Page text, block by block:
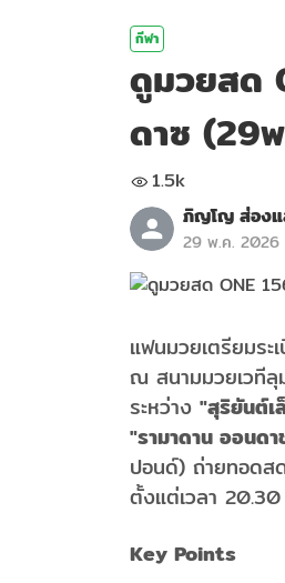
กีฬา
ดูมวยสด
ดาซ (29
1.5k
ภิญโญ ส่อง
29 พ.ค. 2026
แฟนมวยเตรียมร
ณ สนามมวยเวทีลุ
ระหว่าง "สุริยันต์เ
"รามาดาน ออนด
ปอนด์) ถ่ายทอดส
ตั้งแต่เวลา
Key Points